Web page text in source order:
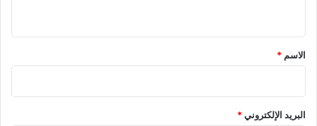
*
الاسم *
البريد الإلكتروني*